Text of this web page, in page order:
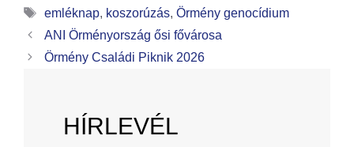
emléknap, koszorúzás, Örmény genocídium
ANI Örményország ősi fővárosa
Örmény Családi Piknik 2026
HÍRLEVÉL